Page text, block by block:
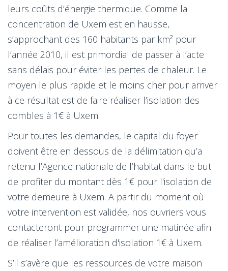
leurs coûts d’énergie thermique. Comme la
concentration de Uxem est en hausse,
s’approchant des 160 habitants par km² pour
l’année 2010, il est primordial de passer à l’acte
sans délais pour éviter les pertes de chaleur. Le
moyen le plus rapide et le moins cher pour arriver
à ce résultat est de faire réaliser l’isolation des
combles à 1€ à Uxem.
Pour toutes les demandes, le capital du foyer
doivent être en dessous de la délimitation qu’a
retenu l’Agence nationale de l’habitat dans le but
de profiter du montant dès 1€ pour l'isolation de
votre demeure à Uxem. A partir du moment où
votre intervention est validée, nos ouvriers vous
contacteront pour programmer une matinée afin
de réaliser l’amélioration d'isolation 1€ à Uxem.
S’il s’avère que les ressources de votre maison